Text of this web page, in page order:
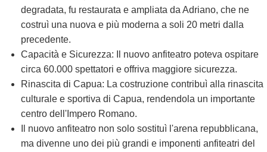
degradata, fu restaurata e ampliata da Adriano, che ne
costruì una nuova e più moderna a soli 20 metri dalla
precedente.
Capacità e Sicurezza: Il nuovo anfiteatro poteva ospitare
circa 60.000 spettatori e offriva maggiore sicurezza.
Rinascita di Capua: La costruzione contribuì alla rinascita
culturale e sportiva di Capua, rendendola un importante
centro dell'Impero Romano.
Il nuovo anfiteatro non solo sostituì l'arena repubblicana,
ma divenne uno dei più grandi e imponenti anfiteatri del